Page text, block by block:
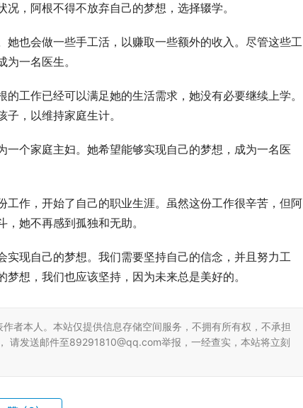
，阿根不得不放弃自己的梦想，选择辍学。
也会做一些手工活，以赚取一些额外的收入。尽管这些工
一名医生。
工作已经可以满足她的生活需求，她没有必要继续上学。
，以维持家庭生计。
个家庭主妇。她希望能够实现自己的梦想，成为一名医
作，开始了自己的职业生涯。虽然这份工作很辛苦，但阿
她不再感到孤独和无助。
现自己的梦想。我们需要坚持自己的信念，并且努力工
想，我们也应该坚持，因为未来总是美好的。
者本人。本站仅提供信息存储空间服务，不拥有所有权，不承担
请发送邮件至89291810@qq.com举报，一经查实，本站将立刻